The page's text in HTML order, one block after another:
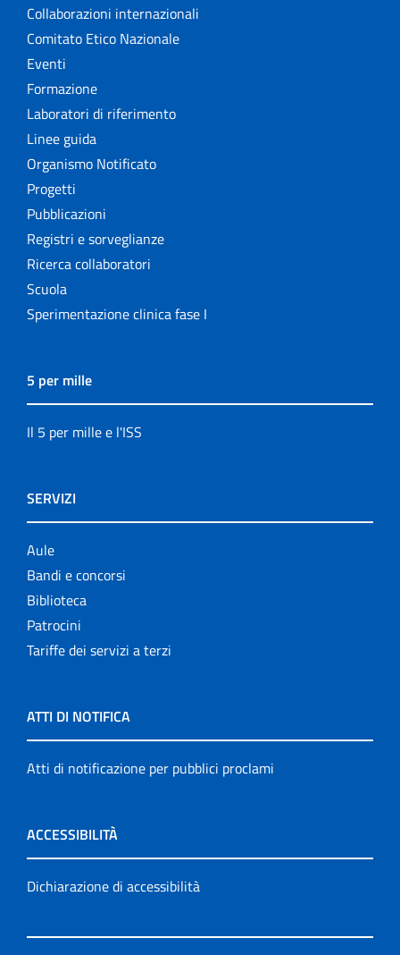
Collaborazioni internazionali
Comitato Etico Nazionale
Eventi
Formazione
Laboratori di riferimento
Linee guida
Organismo Notificato
Progetti
Pubblicazioni
Registri e sorveglianze
Ricerca collaboratori
Scuola
Sperimentazione clinica fase I
5 per mille
Il 5 per mille e l'ISS
SERVIZI
Aule
Bandi e concorsi
Biblioteca
Patrocini
Tariffe dei servizi a terzi
ATTI DI NOTIFICA
Atti di notificazione per pubblici proclami
ACCESSIBILITÀ
Dichiarazione di accessibilità